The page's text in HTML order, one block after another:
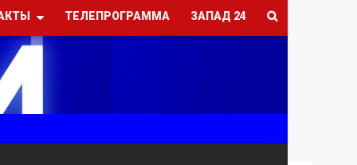
ТЕЛЕПРОГРАММА ЗАПАД 24